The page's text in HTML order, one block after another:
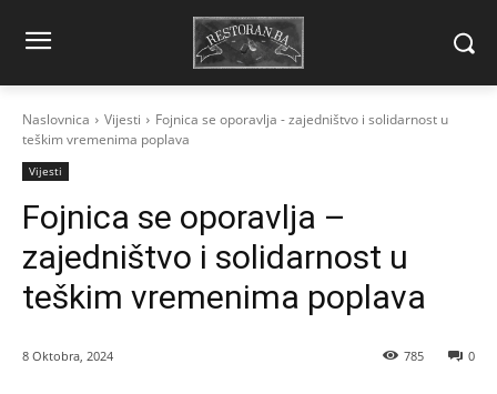
Naslovnica Vijesti
Fojnica se oporavlja - zajedništvo i solidarnost u
teškim vremenima poplava
Vijesti
Fojnica se oporavlja –
zajedništvo i solidarnost u
teškim vremenima poplava
8 Oktobra, 2024 0
785